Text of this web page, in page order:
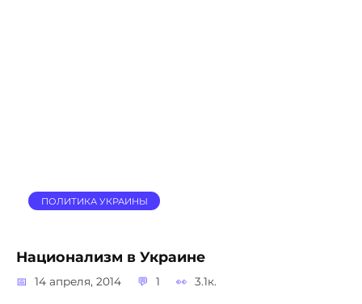
ПОЛИТИКА УКРАИНЫ
Национализм в Украине
14 апреля, 2014 1 3.1к.